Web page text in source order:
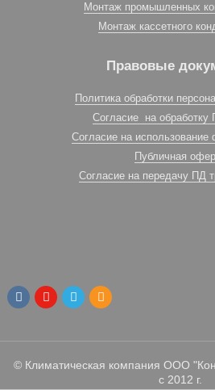
Монтаж промышленных
Монтаж кассетного
Правовые
Политика обработки
Согласие на обработку
Согласие на
Публичная
Согласие на передачу ПД
© Климатическая компания ООО
с 2012 г.